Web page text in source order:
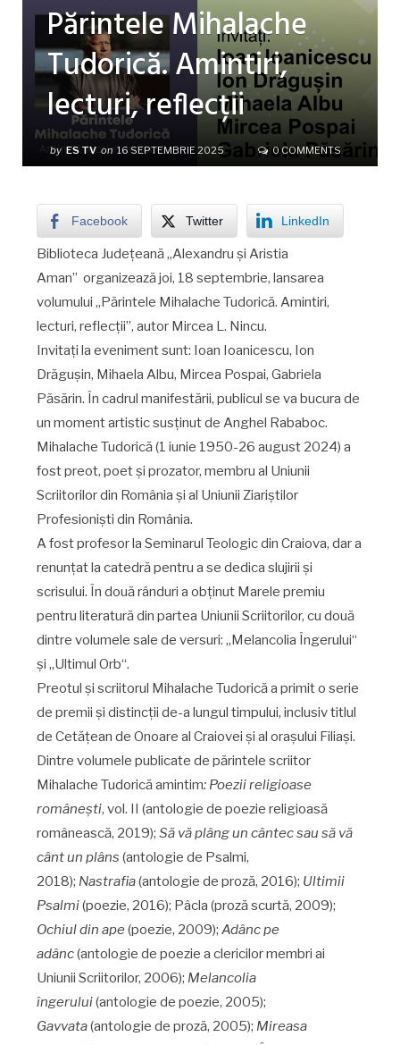
Părintele Mihalache
Tudorică. Amintiri,
lecturi, reflecții
by ES TV on 16 SEPTEMBRIE 2025 0 COMMENTS
Facebook Twitter LinkedIn
Biblioteca Județeană „Alexandru și Aristia
Aman” organizează joi, 18 septembrie, lansarea
volumului „Părintele Mihalache Tudorică. Amintiri,
lecturi, reflecții”, autor Mircea L. Nincu.
Invitați la eveniment sunt: Ioan Ioanicescu, Ion
Drăgușin, Mihaela Albu, Mircea Pospai, Gabriela
Păsărin. În cadrul manifestării, publicul se va bucura de
un moment artistic susținut de Anghel Rababoc.
Mihalache Tudorică (1 iunie 1950-26 august 2024) a
fost preot, poet și prozator, membru al Uniunii
Scriitorilor din România și al Uniunii Ziariștilor
Profesioniști din România.
A fost profesor la Seminarul Teologic din Craiova, dar a
renunţat la catedră pentru a se dedica slujirii şi
scrisului. În două rânduri a obţinut Marele premiu
pentru literatură din partea Uniunii Scriitorilor, cu două
dintre volumele sale de versuri: „Melancolia Îngerului“
şi „Ultimul Orb“.
Preotul și scriitorul Mihalache Tudorică a primit o serie
de premii şi distincții de-a lungul timpului, inclusiv titlul
de Cetăţean de Onoare al Craiovei și al orașului Filiași.
Dintre volumele publicate de părintele scriitor
Mihalache Tudorică amintim: Poezii religioase
româneşti, vol. II (antologie de poezie religioasă
românească, 2019); Să vă plâng un cântec sau să vă
cânt un plâns (antologie de Psalmi,
2018); Nastrafia(antologie de proză, 2016); Ultimii
Psalmi(poezie, 2016); Pâcla (proză scurtă, 2009);
Ochiul din ape (poezie, 2009); Adânc pe
adânc(antologie de poezie a clericilor membri ai
Uniunii Scriitorilor, 2006); Melancolia
îngerului(antologie de poezie, 2005);
Gavvata(antologie de proză, 2005); Mireasa